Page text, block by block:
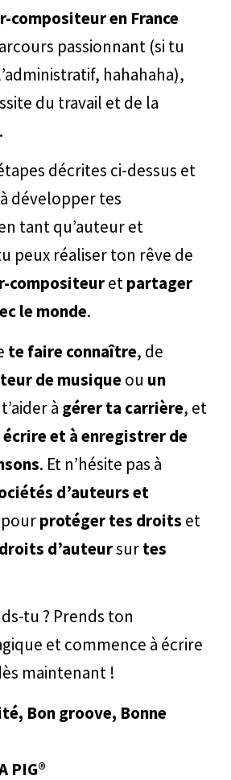
compositeur en France
passionnant (si tu
hahahaha),
du travail et de la
décrites ci-dessus et
développer tes
tant qu’auteur et
peux réaliser ton rêve de
compositeuretpartager
le monde.
te faire connaître, de
de musiqueou un
à gérer ta carrière, et
et à enregistrer de
. Et n’hésite pas à
d’auteurs et
pourprotéger tes droits et
d’auteursurtes
tu ? Prends ton
et commence à écrire
maintenant !
Bon groove, Bonne
PIG®